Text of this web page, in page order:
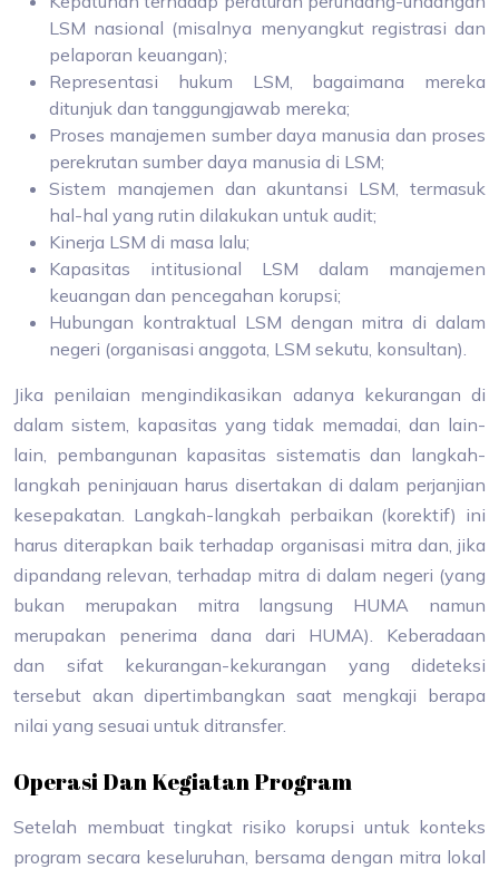
LSM nasional (misalnya menyangkut registrasi dan
pelaporan keuangan);
Representasi hukum LSM, bagaimana mereka
ditunjuk dan tanggungjawab mereka;
Proses manajemen sumber daya manusia dan proses
perekrutan sumber daya manusia di LSM;
Sistem manajemen dan akuntansi LSM, termasuk
hal-hal yang rutin dilakukan untuk audit;
Kinerja LSM di masa lalu;
Kapasitas intitusional LSM dalam manajemen
keuangan dan pencegahan korupsi;
Hubungan kontraktual LSM dengan mitra di dalam
negeri (organisasi anggota, LSM sekutu, konsultan).
Jika penilaian mengindikasikan adanya kekurangan di
dalam sistem, kapasitas yang tidak memadai, dan lain-
lain, pembangunan kapasitas sistematis dan langkah-
langkah peninjauan harus disertakan di dalam perjanjian
kesepakatan. Langkah-langkah perbaikan (korektif) ini
harus diterapkan baik terhadap organisasi mitra dan, jika
dipandang relevan, terhadap mitra di dalam negeri (yang
bukan merupakan mitra langsung HUMA namun
merupakan penerima dana dari HUMA). Keberadaan
dan sifat kekurangan-kekurangan yang dideteksi
tersebut akan dipertimbangkan saat mengkaji berapa
nilai yang sesuai untuk ditransfer.
Operasi Dan Kegiatan Program
Setelah membuat tingkat risiko korupsi untuk konteks
program secara keseluruhan, bersama dengan mitra lokal